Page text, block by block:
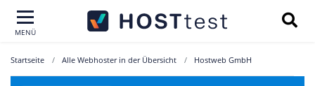
MENÜ
Startseite Alle Webhoster in der Übersicht Hostweb GmbH